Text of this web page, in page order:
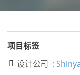
项目标签
 设计公司 :